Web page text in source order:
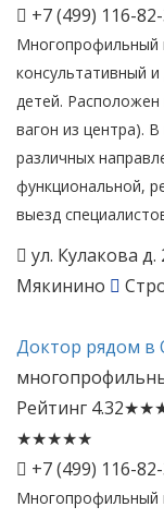
+7 (499) 116-
Многопрофильный
консультативный
детей.
вагон из центра).
различных
функциональной,
выезд
ул. Кулакова
Мякинино
Доктор рядом в
Рейтинг 4.32★★
★★★★★
+7 (499) 116-
Многопрофильный